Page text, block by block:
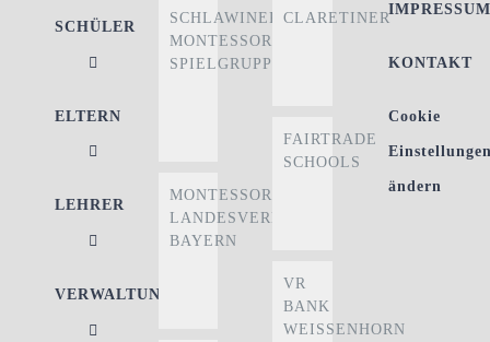
SCHÜLER
ELTERN
LEHRER
VERWALTUNG
SCHLAWINER
MONTESSORI-
SPIELGRUPPE
MONTESSORI
LANDESVERBAND
BAYERN
CLARETINER
FAIRTRADE
SCHOOLS
VR
BANK
WEISSENHORN
IMPRESSUM
KONTAKT
Cookie
ändern